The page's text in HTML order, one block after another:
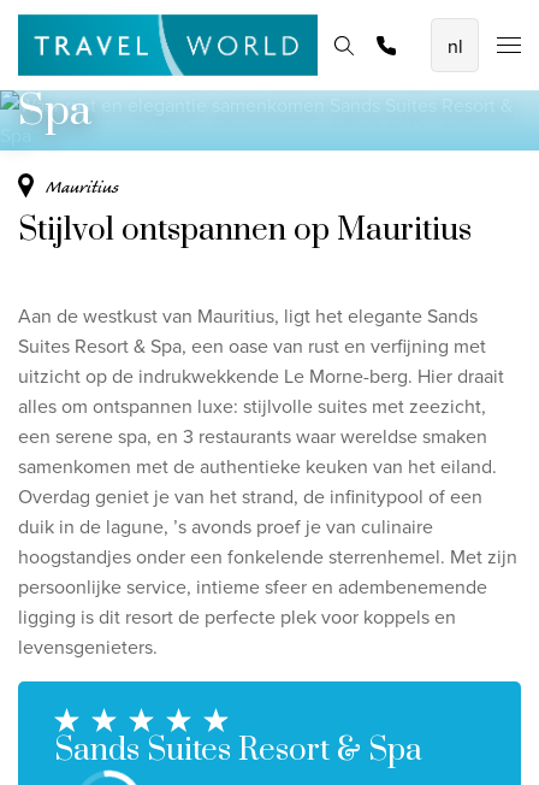
De mooiste vliegvakanties
Baoase Luxury Resort Curaçao
Lux* Grand Baie Resort Mauritius
Bekijk alle vliegvakanties
8-daagse Emiraten Ontdekkingsreis
Fly & Drive - Kleuren van Yucatan
Ontdekking Sri Lanka
Bekijk alle rondreizen
Ontdek onze thema's
Huwelijksreis
Adults only
Luxury
Bekijk alle thema's
Homepage Bestemmingen Thema's Promoties
Offerte aanvragen
Waar rust en elegantie samenkomen
Sands Suites Resort &
Spa
Mauritius
Stijlvol ontspannen op Mauritius
Aan de westkust van Mauritius, ligt het elegante Sands
Suites Resort & Spa, een oase van rust en verfijning met
uitzicht op de indrukwekkende Le Morne-berg. Hier draait
alles om ontspannen luxe: stijlvolle suites met zeezicht,
een serene spa, en 3 restaurants waar wereldse smaken
samenkomen met de authentieke keuken van het eiland.
Overdag geniet je van het strand, de infinitypool of een
duik in de lagune, ’s avonds proef je van culinaire
hoogstandjes onder een fonkelende sterrenhemel. Met zijn
persoonlijke service, intieme sfeer en adembenemende
ligging is dit resort de perfecte plek voor koppels en
levensgenieters.
Sands Suites Resort & Spa